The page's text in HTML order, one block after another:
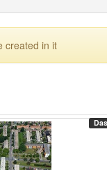
created in it